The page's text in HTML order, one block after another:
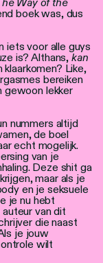
Way of the
boek was, dus
iets voor alle guys
is? Althans, kan
Like,
bereiken
gewoon lekker
nummers altijd
de boel
echt mogelijk.
van je
Deze shit ga
maar als je
en je seksuele
je nu hebt
van dit
die naast
je jouw
wilt